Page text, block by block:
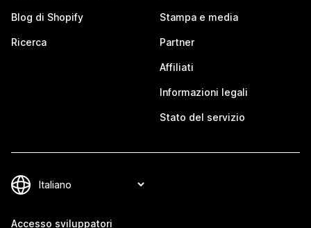
Blog di Shopify
Ricerca
Stampa e media
Partner
Affiliati
Informazioni legali
Stato del servizio
Accesso sviluppatori